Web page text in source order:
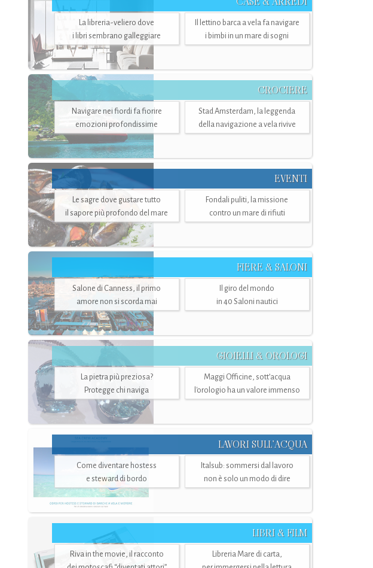
La libreria-veliero dove
i libri sembrano galleggiare
Il lettino barca a vela fa navigare
i bimbi in un mare di sogni
CROCIERE
Navigare nei fiordi fa fiorire
emozioni profondissime
Stad Amsterdam, la leggenda
della navigazione a vela rivive
EVENTI
Le sagre dove gustare tutto
il sapore più profondo del mare
Fondali puliti, la missione
contro un mare di rifiuti
FIERE & SALONI
Salone di Canness, il primo
amore non si scorda mai
Il giro del mondo
in 40 Saloni nautici
GIOIELLI & OROLOGI
La pietra più preziosa?
Protegge chi naviga
Maggi Officine, sott’acqua
l'orologio ha un valore immenso
LAVORI SULL’ACQUA
Come diventare hostess
e steward di bordo
Italsub: sommersi dal lavoro
non è solo un modo di dire
LIBRI & FILM
Riva in the movie, il racconto
Libreria Mare di carta,